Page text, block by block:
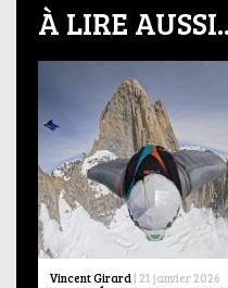
À LIRE
Vincent Girard | 21 janvier 2026